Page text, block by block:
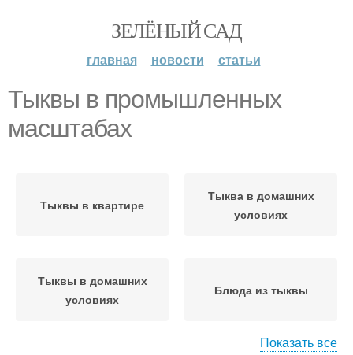
ЗЕЛЁНЫЙ САД
главная новости статьи
Тыквы в промышленных
масштабах
Тыквы в квартире
Тыква в домашних
условиях
Тыквы в домашних
условиях
Блюда из тыквы
Показать все